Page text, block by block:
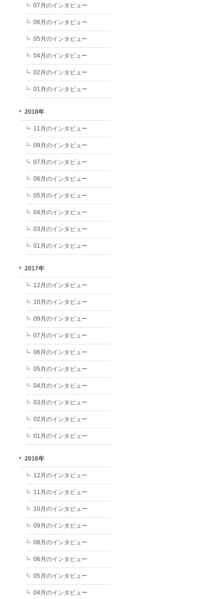
07月のインタビュー
06月のインタビュー
05月のインタビュー
04月のインタビュー
02月のインタビュー
01月のインタビュー
2018年
11月のインタビュー
09月のインタビュー
07月のインタビュー
06月のインタビュー
05月のインタビュー
04月のインタビュー
03月のインタビュー
01月のインタビュー
2017年
12月のインタビュー
10月のインタビュー
09月のインタビュー
07月のインタビュー
06月のインタビュー
05月のインタビュー
04月のインタビュー
03月のインタビュー
02月のインタビュー
01月のインタビュー
2016年
12月のインタビュー
11月のインタビュー
10月のインタビュー
09月のインタビュー
08月のインタビュー
06月のインタビュー
05月のインタビュー
04月のインタビュー